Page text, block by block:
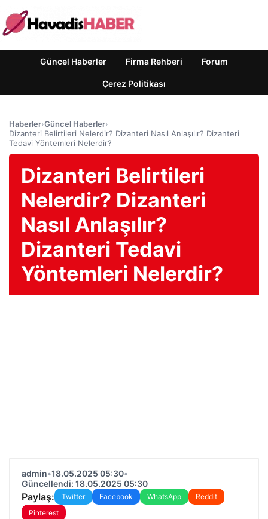
Güncel Haberler Firma Rehberi Forum
Çerez Politikası
Haberler›Güncel Haberler›
Dizanteri Belirtileri Nelerdir? Dizanteri Nasıl Anlaşılır? Dizanteri
Tedavi Yöntemleri Nelerdir?
Dizanteri Belirtileri
Nelerdir? Dizanteri
Nasıl Anlaşılır?
Dizanteri Tedavi
Yöntemleri Nelerdir?
admin•18.05.2025 05:30•
Güncellendi: 18.05.2025 05:30
Paylaş: Twitter Facebook WhatsApp
Reddit
Pinterest